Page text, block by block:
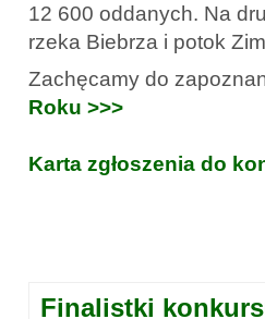
12 600 oddanych. Na
rzeka Biebrza i potok
Zachęcamy do
Roku >>>
Karta zgłoszenia do
Finalistki